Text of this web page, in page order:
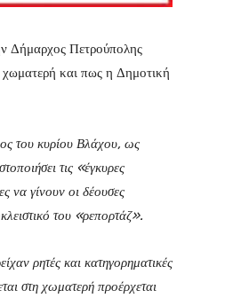
Δήμαρχος Πετρούπολης
χωματερή και πως η Δημοτική
του κυρίου Βλάχου, ως
τις «έγκυρες
να γίνουν οι δέουσες
του «ρεπορτάζ».
ρητές και κατηγορηματικές
στη χωματερή προέρχεται